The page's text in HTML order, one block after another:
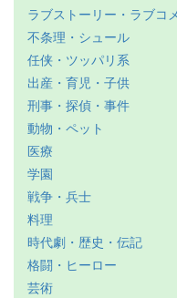
ラブストーリー・ラブコ
不条理・シュール
任侠・ツッパリ系
出産・育児・子供
刑事・探偵・事件
動物・ペット
医療
学園
戦争・兵士
料理
時代劇・歴史・伝記
格闘・ヒーロー
芸術